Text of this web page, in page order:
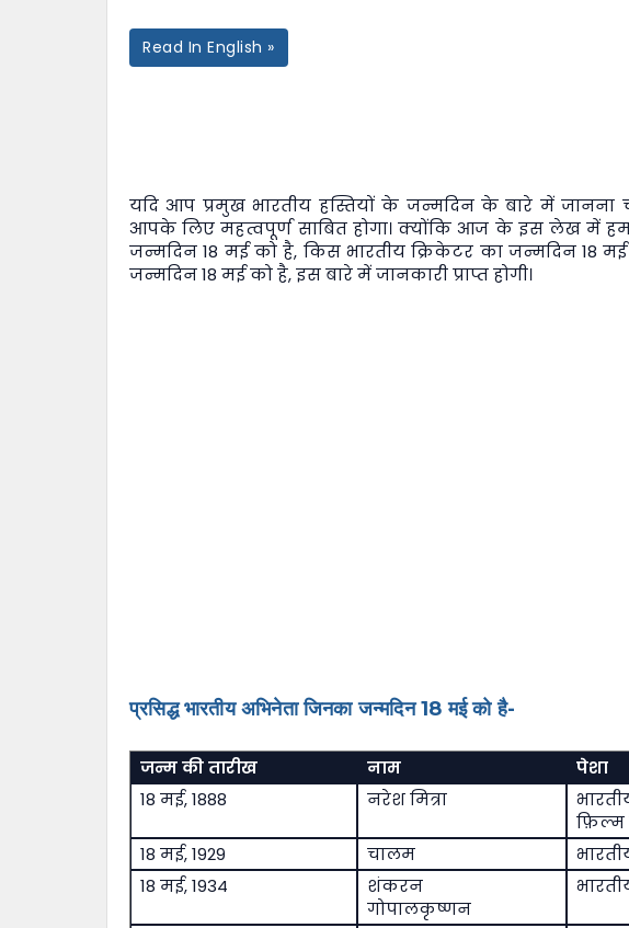
Read In English »
यदि आप प्रमुख भारतीय हस्तियों के जन्मदिन के बारे में जानना
आपके लिए महत्वपूर्ण साबित होगा। क्योंकि आज के इस लेख में
जन्मदिन 18 मई को है, किस भारतीय क्रिकेटर का जन्मदिन 18
जन्मदिन 18 मई को है, इस बारे में जानकारी प्राप्त होगी।
प्रसिद्ध भारतीय अभिनेता जिनका जन्मदिन 18 मई को है-
जन्म की तारीख नाम
पेशा
18 मई, 1888
नरेश मित्रा
फ़िल्म
18 मई, 1929
चालम
18 मई, 1934
शंकरन
गोपालकृष्णन